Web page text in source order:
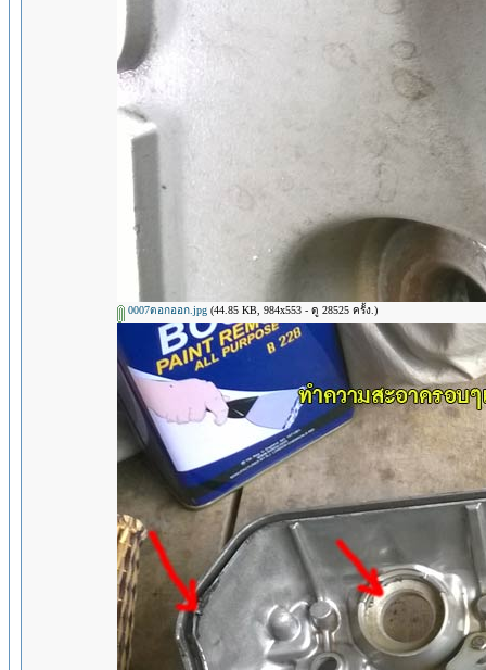
0007ตอกออก.jpg (44.85 KB, 984x553 - ดู 28525 ครั้ง.)